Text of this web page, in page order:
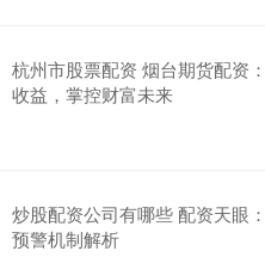
杭州市股票配资 烟台期货配资
收益，掌控财富未来
炒股配资公司有哪些 配资天眼
预警机制解析